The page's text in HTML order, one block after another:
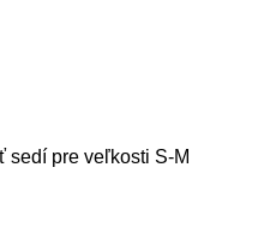
sedí pre veľkosti S-M